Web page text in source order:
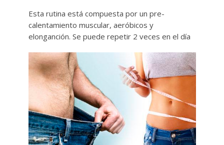
Esta rutina está compuesta por un pre-
calentamiento muscular, aeróbicos y
elonganción. Se puede repetir 2 veces en el día